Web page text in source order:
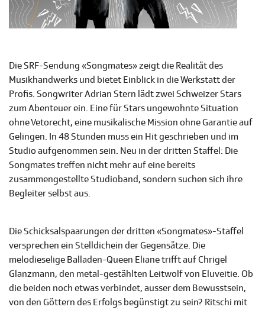
Die SRF-Sendung «Songmates» zeigt die Realität des
Musikhandwerks und bietet Einblick in die Werkstatt der
Profis. Songwriter Adrian Stern lädt zwei Schweizer Stars
zum Abenteuer ein. Eine für Stars ungewohnte Situation
ohne Vetorecht, eine musikalische Mission ohne Garantie auf
Gelingen. In 48 Stunden muss ein Hit geschrieben und im
Studio aufgenommen sein. Neu in der dritten Staffel: Die
Songmates treffen nicht mehr auf eine bereits
zusammengestellte Studioband, sondern suchen sich ihre
Begleiter selbst aus.
Die Schicksalspaarungen der dritten «Songmates»-Staffel
versprechen ein Stelldichein der Gegensätze. Die
melodieselige Balladen-Queen Eliane trifft auf Chrigel
Glanzmann, den metal-gestählten Leitwolf von Eluveitie. Ob
die beiden noch etwas verbindet, ausser dem Bewusstsein,
von den Göttern des Erfolgs begünstigt zu sein? Ritschi mit